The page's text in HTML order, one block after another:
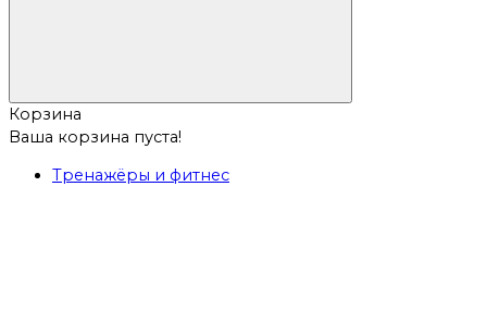
Корзина
Ваша корзина пуста!
Тренажёры и фитнес